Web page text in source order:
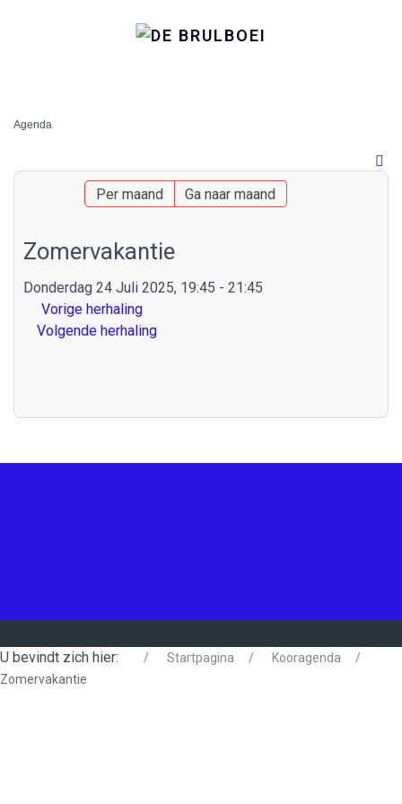
Agenda
Per maand Ga naar maand
Zomervakantie
Donderdag 24 Juli 2025, 19:45 - 21:45
Vorige herhaling
Volgende herhaling
U bevindt zich hier: Startpagina
Kooragenda
Zomervakantie